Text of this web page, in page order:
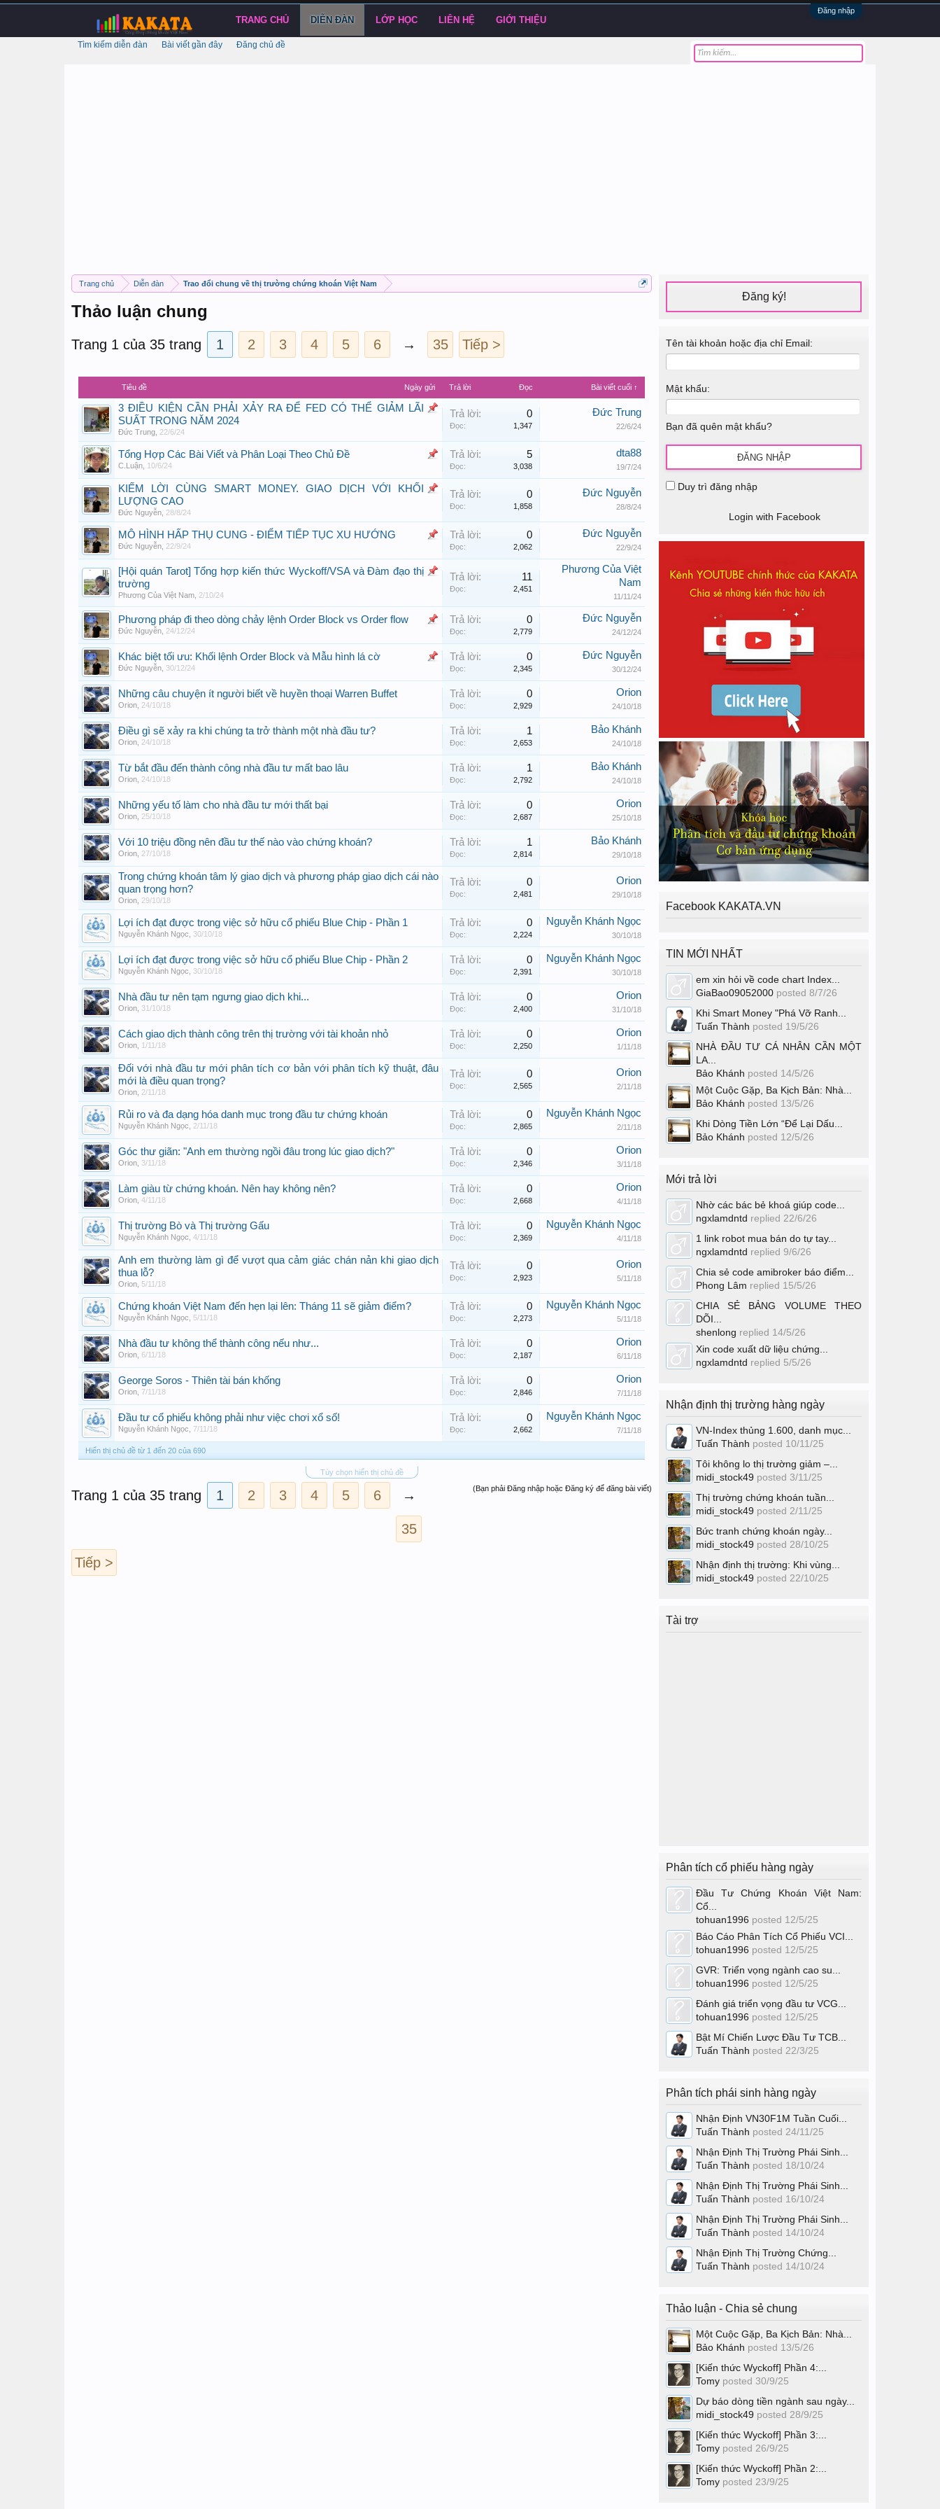
Đăng nhập
Trang chủ Diễn đàn Trao đổi chung về thị trường chứng khoán Việt Nam
Thảo luận chung
Trang 1 của 35 trang 1 2 3 4 5 6 → 35 Tiếp >
Tiêu đề Ngày gửi Trả lời Đọc Bài viết cuối ↑
3 ĐIỀU KIỆN CẦN PHẢI XẢY RA ĐỂ FED CÓ THỂ GIẢM LÃI
SUẤT TRONG NĂM 2024
Đức Trung 22/6/24
Trả lời: 0
Đọc: 1,347
Đức Trung
22/6/24
Tổng Hợp Các Bài Viết và Phân Loại Theo Chủ Đề
C.Luận 10/6/24
Trả lời: 5
Đọc: 3,038
dta88
19/7/24
KIẾM LỜI CÙNG SMART MONEY. GIAO DỊCH VỚI KHỐI
LƯỢNG CAO
Đức Nguyễn 28/8/24
Trả lời: 0
Đọc: 1,858
Đức Nguyễn
28/8/24
MÔ HÌNH HẤP THỤ CUNG - ĐIỂM TIẾP TỤC XU HƯỚNG
Đức Nguyễn 22/9/24
Trả lời: 0
Đọc: 2,062
Đức Nguyễn
22/9/24
[Hội quán Tarot] Tổng hợp kiến thức Wyckoff/VSA và Đàm đạo thị
trường
Phương Của Việt Nam 2/10/24
Trả lời: 11
Đọc: 2,451
Phương Của Việt
Nam
11/11/24
Phương pháp đi theo dòng chảy lệnh Order Block vs Order flow
Đức Nguyễn 24/12/24
Trả lời: 0
Đọc: 2,779
Đức Nguyễn
24/12/24
Khác biệt tối ưu: Khối lệnh Order Block và Mẫu hình lá cờ
Đức Nguyễn 30/12/24
Trả lời: 0
Đọc: 2,345
Đức Nguyễn
30/12/24
Những câu chuyện ít người biết về huyền thoại Warren Buffet
Orion 24/10/18
Trả lời: 0
Đọc: 2,929
Orion
24/10/18
Điều gì sẽ xảy ra khi chúng ta trở thành một nhà đầu tư?
Orion 24/10/18
Trả lời: 1
Đọc: 2,653
Bảo Khánh
24/10/18
Từ bắt đầu đến thành công nhà đầu tư mất bao lâu
Orion 24/10/18
Trả lời: 1
Đọc: 2,792
Bảo Khánh
24/10/18
Những yếu tố làm cho nhà đầu tư mới thất bại
Orion 25/10/18
Trả lời: 0
Đọc: 2,687
Orion
25/10/18
Với 10 triệu đồng nên đầu tư thế nào vào chứng khoán?
Orion 27/10/18
Trả lời: 1
Đọc: 2,814
Bảo Khánh
29/10/18
Trong chứng khoán tâm lý giao dịch và phương pháp giao dịch cái nào
quan trọng hơn?
Orion 29/10/18
Trả lời: 0
Đọc: 2,481
Orion
29/10/18
Lợi ích đạt được trong việc sở hữu cổ phiếu Blue Chip - Phần 1
Nguyễn Khánh Ngọc 30/10/18
Trả lời: 0
Đọc: 2,224
Nguyễn Khánh Ngọc
30/10/18
Lợi ích đạt được trong việc sở hữu cổ phiếu Blue Chip - Phần 2
Nguyễn Khánh Ngọc 30/10/18
Trả lời: 0
Đọc: 2,391
Nguyễn Khánh Ngọc
30/10/18
Nhà đầu tư nên tạm ngưng giao dịch khi...
Orion 31/10/18
Trả lời: 0
Đọc: 2,400
Orion
31/10/18
Cách giao dịch thành công trên thị trường với tài khoản nhỏ
Orion 1/11/18
Trả lời: 0
Đọc: 2,250
Orion
1/11/18
Đối với nhà đầu tư mới phân tích cơ bản với phân tích kỹ thuật, đâu
mới là điều quan trọng?
Orion 2/11/18
Trả lời: 0
Đọc: 2,565
Orion
2/11/18
Rủi ro và đa dạng hóa danh mục trong đầu tư chứng khoán
Nguyễn Khánh Ngọc 2/11/18
Trả lời: 0
Đọc: 2,865
Nguyễn Khánh Ngọc
2/11/18
Góc thư giãn: "Anh em thường ngồi đâu trong lúc giao dịch?"
Orion 3/11/18
Trả lời: 0
Đọc: 2,346
Orion
3/11/18
Làm giàu từ chứng khoán. Nên hay không nên?
Orion 4/11/18
Trả lời: 0
Đọc: 2,668
Orion
4/11/18
Thị trường Bò và Thị trường Gấu
Nguyễn Khánh Ngọc 4/11/18
Trả lời: 0
Đọc: 2,369
Nguyễn Khánh Ngọc
4/11/18
Anh em thường làm gì để vượt qua cảm giác chán nản khi giao dịch
thua lỗ?
Orion 5/11/18
Trả lời: 0
Đọc: 2,923
Orion
5/11/18
Chứng khoán Việt Nam đến hẹn lại lên: Tháng 11 sẽ giảm điểm?
Nguyễn Khánh Ngọc 5/11/18
Trả lời: 0
Đọc: 2,273
Nguyễn Khánh Ngọc
5/11/18
Nhà đầu tư không thể thành công nếu như...
Orion 6/11/18
Trả lời: 0
Đọc: 2,187
Orion
6/11/18
George Soros - Thiên tài bán khống
Orion 7/11/18
Trả lời: 0
Đọc: 2,846
Orion
7/11/18
Đầu tư cổ phiếu không phải như việc chơi xổ số!
Nguyễn Khánh Ngọc 7/11/18
Trả lời: 0
Đọc: 2,662
Nguyễn Khánh Ngọc
7/11/18
Hiển thị chủ đề từ 1 đến 20 của 690
Tùy chọn hiển thị chủ đề
(Bạn phải Đăng nhập hoặc Đăng ký để đăng bài viết)
Trang 1 của 35 trang 1 2 3 4 5 6 →
35
Tiếp >
Đăng ký!
Tên tài khoản hoặc địa chỉ Email:
Mật khẩu:
Bạn đã quên mật khẩu?
Duy trì đăng nhập
Login with Facebook
Facebook KAKATA.VN
TIN MỚI NHẤT
em xin hỏi về code chart Index...
GiaBao09052000 posted 8/7/26
Khi Smart Money "Phá Vỡ Ranh...
Tuấn Thành posted 19/5/26
NHÀ ĐẦU TƯ CÁ NHÂN CẦN MỘT
LA...
Bảo Khánh posted 14/5/26
Một Cuộc Gặp, Ba Kịch Bản: Nhà...
Bảo Khánh posted 13/5/26
Khi Dòng Tiền Lớn “Để Lại Dấu...
Bảo Khánh posted 12/5/26
Mới trả lời
Nhờ các bác bẻ khoá giúp code...
ngxlamdntd replied 22/6/26
1 link robot mua bán do tự tay...
ngxlamdntd replied 9/6/26
Chia sẻ code amibroker báo điểm...
Phong Lâm replied 15/5/26
CHIA SẺ BẢNG VOLUME THEO
DÕI...
shenlong replied 14/5/26
Xin code xuất dữ liệu chứng...
ngxlamdntd replied 5/5/26
Nhận định thị trường hàng ngày
VN-Index thủng 1.600, danh mục...
Tuấn Thành posted 10/11/25
Tôi không lo thị trường giảm –...
midi_stock49 posted 3/11/25
Thị trường chứng khoán tuần...
midi_stock49 posted 2/11/25
Bức tranh chứng khoán ngày...
midi_stock49 posted 28/10/25
Nhận định thị trường: Khi vùng...
midi_stock49 posted 22/10/25
Tài trợ
Phân tích cổ phiếu hàng ngày
Đầu Tư Chứng Khoán Việt Nam:
Cổ...
tohuan1996 posted 12/5/25
Báo Cáo Phân Tích Cổ Phiếu VCI...
tohuan1996 posted 12/5/25
GVR: Triển vọng ngành cao su...
tohuan1996 posted 12/5/25
Đánh giá triển vọng đầu tư VCG...
tohuan1996 posted 12/5/25
Bật Mí Chiến Lược Đầu Tư TCB...
Tuấn Thành posted 22/3/25
Phân tích phái sinh hàng ngày
Nhận Định VN30F1M Tuần Cuối...
Tuấn Thành posted 24/11/25
Nhận Định Thị Trường Phái Sinh...
Tuấn Thành posted 18/10/24
Nhận Định Thị Trường Phái Sinh...
Tuấn Thành posted 16/10/24
Nhận Định Thị Trường Phái Sinh...
Tuấn Thành posted 14/10/24
Nhận Định Thị Trường Chứng...
Tuấn Thành posted 14/10/24
Thảo luận - Chia sẻ chung
Một Cuộc Gặp, Ba Kịch Bản: Nhà...
Bảo Khánh posted 13/5/26
[Kiến thức Wyckoff] Phần 4:...
Tomy posted 30/9/25
Dự báo dòng tiền ngành sau ngày...
midi_stock49 posted 28/9/25
[Kiến thức Wyckoff] Phần 3:...
Tomy posted 26/9/25
[Kiến thức Wyckoff] Phần 2:...
Tomy posted 23/9/25
TRANG CHỦ DIỄN ĐÀN
Tìm kiếm diễn đàn Bài viết gần đây Đăng chủ đề
LỚP HỌC LIÊN HỆ GIỚI THIỆU